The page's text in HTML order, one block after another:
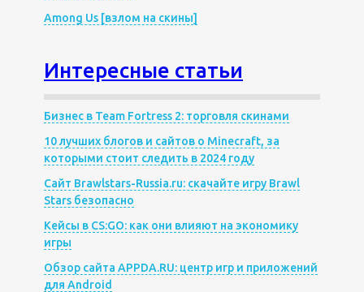
Among Us [взлом на скины]
Интересные статьи
Бизнес в Team Fortress 2: торговля скинами
10 лучших блогов и сайтов о Minecraft, за
которыми стоит следить в 2024 году
Сайт Brawlstars-Russia.ru: скачайте игру Brawl
Stars безопасно
Кейсы в CS:GO: как они влияют на экономику
игры
Обзор сайта APPDA.RU: центр игр и приложений
для Android